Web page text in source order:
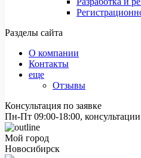
Разделы сайта
О компании
Контакты
еще
Отзывы
Консультация по заявке
Пн-Пт 09:00-18:00,
Мой город
Новосибирск